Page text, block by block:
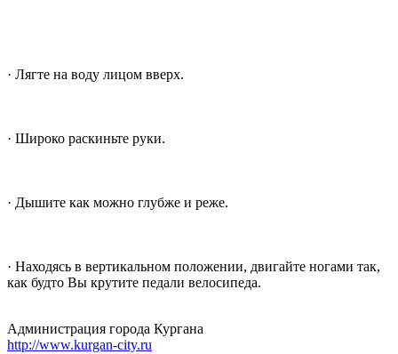
· Лягте на воду лицом вверх.
· Широко раскиньте руки.
· Дышите как можно глубже и реже.
· Находясь в вертикальном положении, двигайте ногами так,
как будто Вы крутите педали велосипеда.
Администрация города Кургана
http://www.kurgan-city.ru